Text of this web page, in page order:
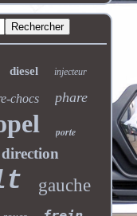
diesel injecteur
chocs phare
porte
direction
gauche